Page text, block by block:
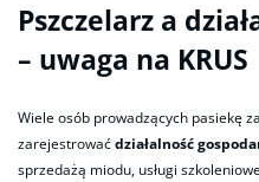
Pszczelarz a
– uwaga na KRUS
Wiele osób prowadzących pasiekę
zarejestrowaćdziałalność
sprzedażą miodu, usługi